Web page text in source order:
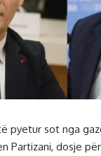
pyetur sot nga
Partizani, dosje